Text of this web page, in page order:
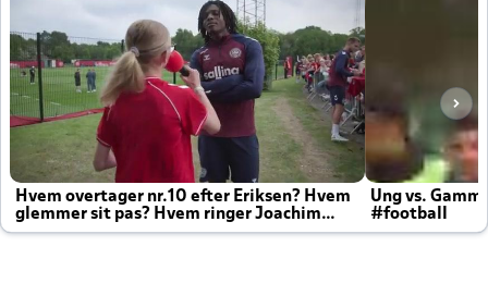
Hvem overtager nr.10 efter Eriksen? Hvem
glemmer sit pas? Hvem ringer Joachim
altid til efter kampe?
Ung vs.
#football